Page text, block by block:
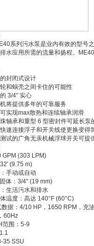
系列污水泵是业内有效的型号
水应用所需的流量和扬程。
封闭式设计
和蜗壳之间卡住的可能性
3/4" 实心
将提供多年的可靠服务
实现max散热和连续轴承润滑
轴承和重型 6 型密封件可延长泵
速连接浮子和开关线使更换变得
试的广角无汞机械浮球开关可提
GPM (303 LPM)
(9.75 m)
手动或自动
体：3/4" (19 mm)
生活污水和排水
温度：高达 140°F (60°C)
数据：4/10 HP，1650 RPM，充
60Hz
范围：5-9
35 SSU